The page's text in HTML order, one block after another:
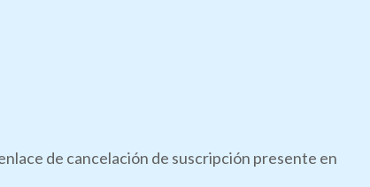
de cancelación de suscripción presente en